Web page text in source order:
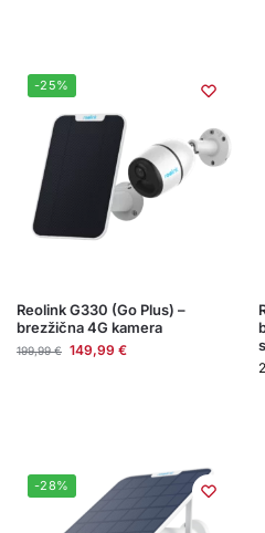
-25%
Reolink G330 (Go Plus) –
brezžična 4G kamera
199,99€ 149,99 €
-28%